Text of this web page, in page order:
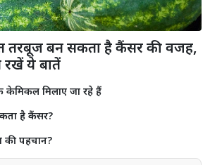
तरबूज बन सकता है कैंसर की वजह,
रखें ये बातें
केमिकल मिलाए जा रहे हैं
है कैंसर?
पहचान?